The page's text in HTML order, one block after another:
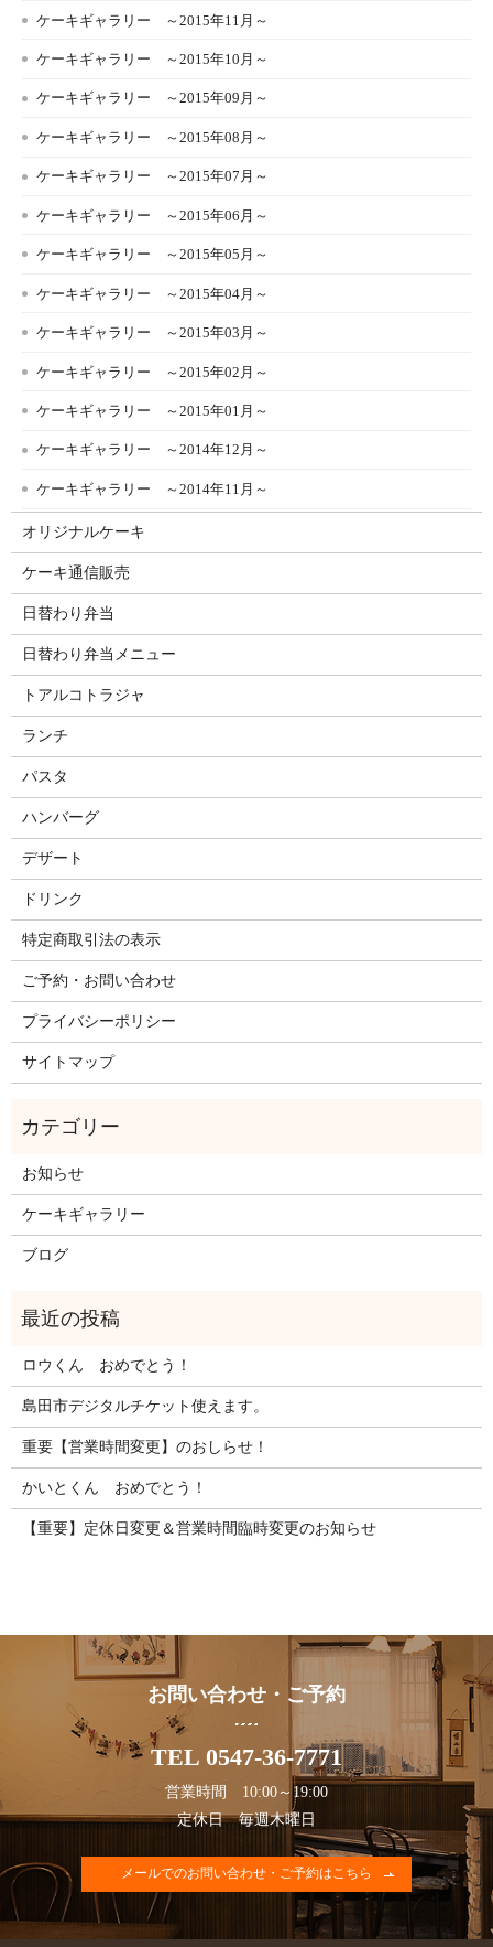
ケーキギャラリー ～2015年11月～
ケーキギャラリー ～2015年10月～
ケーキギャラリー ～2015年09月～
ケーキギャラリー ～2015年08月～
ケーキギャラリー ～2015年07月～
ケーキギャラリー ～2015年06月～
ケーキギャラリー ～2015年05月～
ケーキギャラリー ～2015年04月～
ケーキギャラリー ～2015年03月～
ケーキギャラリー ～2015年02月～
ケーキギャラリー ～2015年01月～
ケーキギャラリー ～2014年12月～
ケーキギャラリー ～2014年11月～
オリジナルケーキ
ケーキ通信販売
日替わり弁当
日替わり弁当メニュー
トアルコトラジャ
ランチ
パスタ
ハンバーグ
デザート
ドリンク
特定商取引法の表示
ご予約・お問い合わせ
プライバシーポリシー
サイトマップ
お知らせ
ケーキギャラリー
ブログ
ロウくん おめでとう！
島田市デジタルチケット使えます。
重要【営業時間変更】のおしらせ！
かいとくん おめでとう！
【重要】定休日変更＆営業時間臨時変更のお知らせ
お問い合わせ・ご予約
TEL 0547-36-7771
営業時間 10:00～19:00
定休日 毎週木曜日
メールでのお問い合わせ・ご予約はこちら